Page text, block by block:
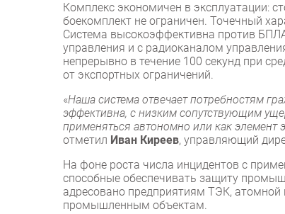
Комплекс экономичен в эксплуатации:
боекомплект не ограничен. Точечный
Система высокоэффективна против
управления и с радиоканалом
непрерывно в течение 100 секунд при
от экспортных ограничений.
«Наша система отвечает потребностям
эффективна, с низким сопутствующим
применяться автономно или как
отметил Иван Киреев, управляющий
На фоне роста числа инцидентов с
способные обеспечивать защиту
адресовано предприятиям ТЭК, атомной
промышленным объектам.